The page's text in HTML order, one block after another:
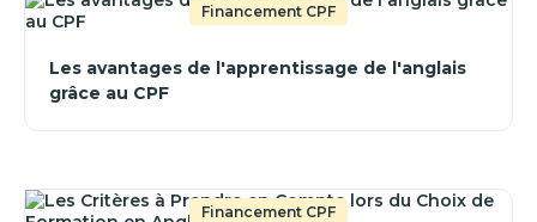
Financement CPF
Les avantages de l'apprentissage de l'anglais
grâce au CPF
Financement CPF